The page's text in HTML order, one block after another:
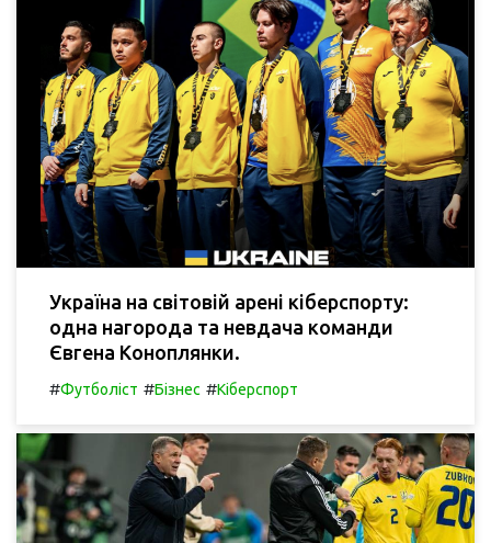
Україна на світовій арені кіберспорту:
одна нагорода та невдача команди
Євгена Коноплянки.
#Футболіст #Бізнес #Кіберспорт